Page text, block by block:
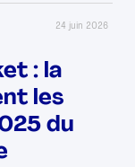
24 juin 2026
: la
les
du